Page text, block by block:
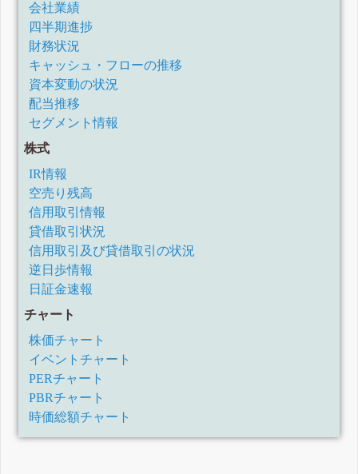
会社業績
四半期進捗
財務状況
キャッシュ・フローの推移
資本変動の状況
配当推移
セグメント情報
株式
IR情報
空売り残高
信用取引情報
貸借取引状況
信用取引及び貸借取引の状況
逆日歩情報
日証金速報
チャート
株価チャート
イベントチャート
PERチャート
PBRチャート
時価総額チャート